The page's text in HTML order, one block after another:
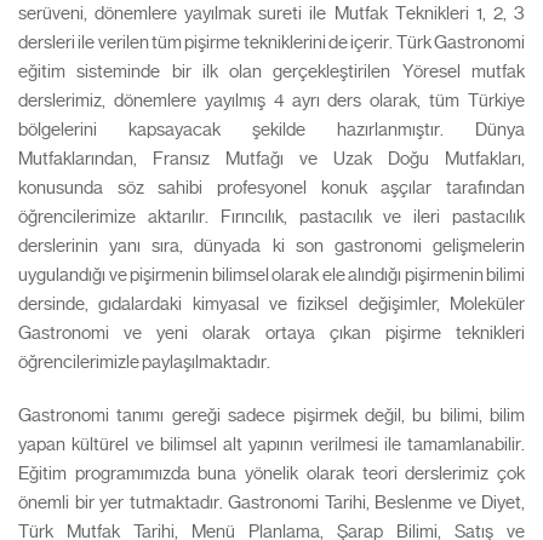
serüveni, dönemlere yayılmak sureti ile Mutfak Teknikleri 1, 2, 3
dersleri ile verilen tüm pişirme tekniklerini de içerir. Türk Gastronomi
eğitim sisteminde bir ilk olan gerçekleştirilen Yöresel mutfak
derslerimiz, dönemlere yayılmış 4 ayrı ders olarak, tüm Türkiye
bölgelerini kapsayacak şekilde hazırlanmıştır. Dünya
Mutfaklarından, Fransız Mutfağı ve Uzak Doğu Mutfakları,
konusunda söz sahibi profesyonel konuk aşçılar tarafından
öğrencilerimize aktarılır. Fırıncılık, pastacılık ve ileri pastacılık
derslerinin yanı sıra, dünyada ki son gastronomi gelişmelerin
uygulandığı ve pişirmenin bilimsel olarak ele alındığı pişirmenin bilimi
dersinde, gıdalardaki kimyasal ve fiziksel değişimler, Moleküler
Gastronomi ve yeni olarak ortaya çıkan pişirme teknikleri
öğrencilerimizle paylaşılmaktadır.
Gastronomi tanımı gereği sadece pişirmek değil, bu bilimi, bilim
yapan kültürel ve bilimsel alt yapının verilmesi ile tamamlanabilir.
Eğitim programımızda buna yönelik olarak teori derslerimiz çok
önemli bir yer tutmaktadır. Gastronomi Tarihi, Beslenme ve Diyet,
Türk Mutfak Tarihi, Menü Planlama, Şarap Bilimi, Satış ve